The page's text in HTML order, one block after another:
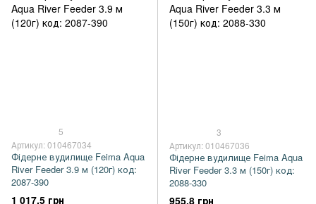
5
Артикул: 010467034
Фідерне вудилище Feima Aqua
River Feeder 3.9 м (120г) код:
2087-390
1 017.5 грн
3
Артикул: 010467036
Фідерне вудилище Feima Aqua
River Feeder 3.3 м (150г) код:
2088-330
955.8 грн